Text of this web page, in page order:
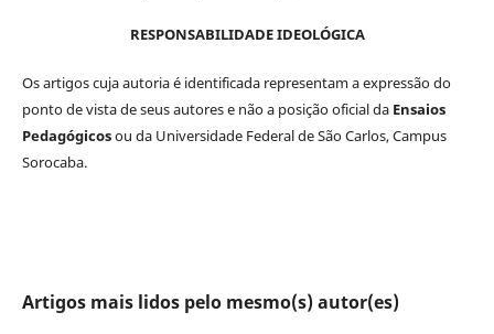
RESPONSABILIDADE IDEOLÓGICA
Os artigos cuja autoria é identificada representam a expressão do
ponto de vista de seus autores e não a posição oficial da Ensaios
Pedagógicosou da Universidade Federal de São Carlos, Campus
Sorocaba.
Artigos mais lidos pelo mesmo(s) autor(es)